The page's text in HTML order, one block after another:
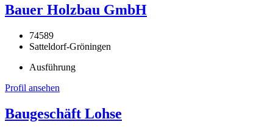
Bauer Holzbau GmbH
74589
Satteldorf-Gröningen
Ausführung
Profil ansehen
Baugeschäft Lohse